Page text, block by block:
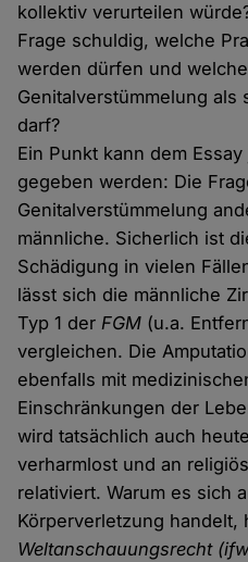
kollektiv verurteilen
Frage schuldig, welche
werden dürfen und
Genitalverstümmelung als
darf?
Ein Punkt kann dem
gegeben werden: Die
Genitalverstümmelung
männliche. Sicherlich ist
Schädigung in vielen
lässt sich die männliche
Typ 1 derFGM (u.a.
vergleichen. Die
ebenfalls mit
Einschränkungen der
wird tatsächlich auch
verharmlost und an
relativiert. Warum es sich
Körperverletzung handelt,
Weltanschauungsrecht